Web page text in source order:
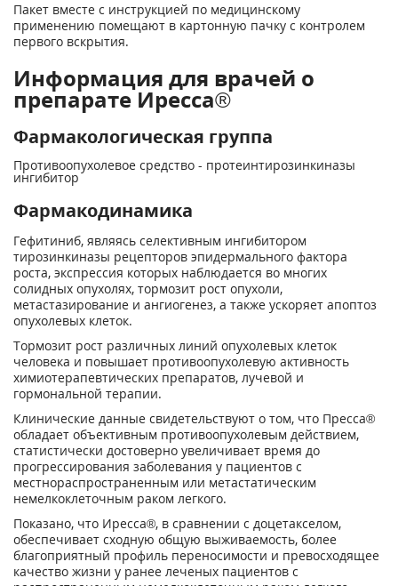
Пакет вместе с инструкцией по медицинскому
применению помещают в картонную пачку с контролем
первого вскрытия.
Информация для врачей о
препарате Иресса®
Фармакологическая группа
Противоопухолевое средство - протеинтирозинкиназы
ингибитор
Фармакодинамика
Гефитиниб, являясь селективным ингибитором
тирозинкиназы рецепторов эпидермального фактора
роста, экспрессия которых наблюдается во многих
солидных опухолях, тормозит рост опухоли,
метастазирование и ангиогенез, а также ускоряет апоптоз
опухолевых клеток.
Тормозит рост различных линий опухолевых клеток
человека и повышает противоопухолевую активность
химиотерапевтических препаратов, лучевой и
гормональной терапии.
Клинические данные свидетельствуют о том, что Пресса®
обладает объективным противоопухолевым действием,
статистически достоверно увеличивает время до
прогрессирования заболевания у пациентов с
местнораспространенным или метастатическим
немелкоклеточным раком легкого.
Показано, что Иресса®, в сравнении с доцетакселом,
обеспечивает сходную общую выживаемость, более
благоприятный профиль переносимости и превосходящее
качество жизни у ранее леченых пациентов с